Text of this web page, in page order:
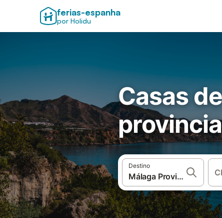
ferias-espanha
por Holidu
Casas
provincia
Destino